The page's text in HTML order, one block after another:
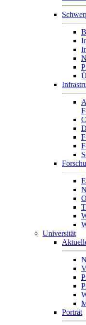
Universität
Porträt